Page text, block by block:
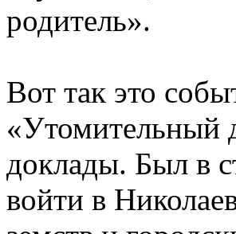
родитель».
Вот так это
«Утомительный
доклады. Был в
войти в